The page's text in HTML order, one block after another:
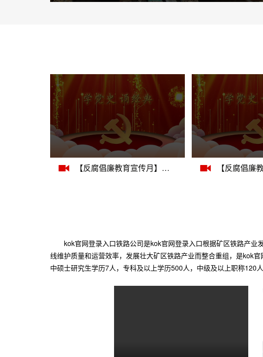
【反腐倡廉教育宣传月】学党史 诵经典（视频三）
kok官网登录入口铁路公司是kok官网登录入口根据矿区铁路产
线维护质量和运营效率，发展壮大矿区铁路产业而整合重组，是kok
中硕士研究生学历7人，专科及以上学历500人，中级及以上职称120人